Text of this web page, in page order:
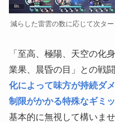
減らした雷雲の数に応じて次タ
「至高、極陽、天空の化
業果、晨昏の目」との戦闘
化によって味方が持続ダ
制限がかかる特殊なギミ
基本的に無視して構いませ